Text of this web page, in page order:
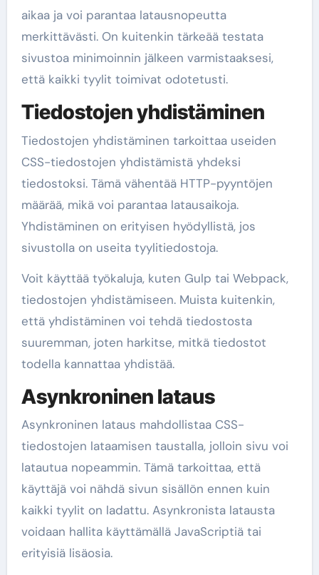
aikaa ja voi parantaa latausnopeutta
merkittävästi. On kuitenkin tärkeää testata
sivustoa minimoinnin jälkeen varmistaaksesi,
että kaikki tyylit toimivat odotetusti.
Tiedostojen yhdistäminen
Tiedostojen yhdistäminen tarkoittaa useiden
CSS-tiedostojen yhdistämistä yhdeksi
tiedostoksi. Tämä vähentää HTTP-pyyntöjen
määrää, mikä voi parantaa latausaikoja.
Yhdistäminen on erityisen hyödyllistä, jos
sivustolla on useita tyylitiedostoja.
Voit käyttää työkaluja, kuten Gulp tai Webpack,
tiedostojen yhdistämiseen. Muista kuitenkin,
että yhdistäminen voi tehdä tiedostosta
suuremman, joten harkitse, mitkä tiedostot
todella kannattaa yhdistää.
Asynkroninen lataus
Asynkroninen lataus mahdollistaa CSS-
tiedostojen lataamisen taustalla, jolloin sivu voi
latautua nopeammin. Tämä tarkoittaa, että
käyttäjä voi nähdä sivun sisällön ennen kuin
kaikki tyylit on ladattu. Asynkronista latausta
voidaan hallita käyttämällä JavaScriptiä tai
erityisiä lisäosia.